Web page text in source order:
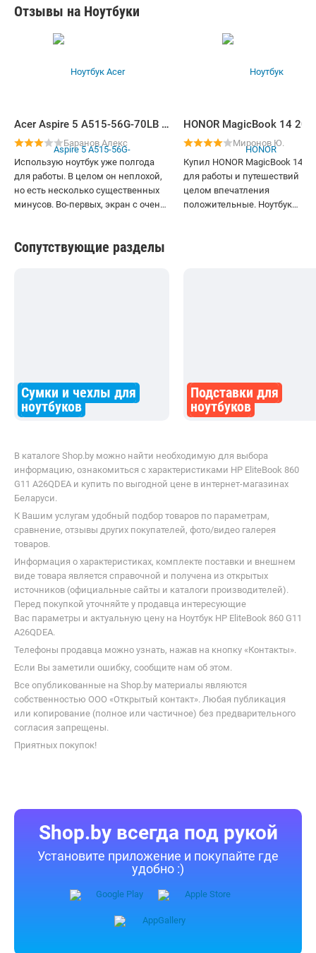
Отзывы на Ноутбуки
Acer Aspire 5 A515-56G-70LB NX.AT2EM.00E
Баранов Алекс
Использую ноутбук уже полгода
для работы. В целом он неплохой,
но есть несколько существенных
минусов. Во-первых, экран с очень
сильному искажению цветов. Во-
повреждений не появилось. Если
вам нужен простой ноутбук для
базовых задач - можно брать, но
Миронов Ю.
Купил HONOR MagicBook 14
для работы и путешествий – в
целом впечатления
положительные. Ноутбук
рабочий день (у меня вышло
7 часов с включённым Excel,
браузером и Slack).
Сопутствующие разделы
Сумки и чехлы для
ноутбуков
Подставки для
ноутбуков
В каталоге Shop.by можно найти необходимую для выбора
информацию, ознакомиться с характеристиками HP EliteBook 860
G11 A26QDEA и купить по выгодной цене в интернет-магазинах
Беларуси.
К Вашим услугам удобный подбор товаров по параметрам,
сравнение, отзывы других покупателей, фото/видео галерея
товаров.
Информация о характеристиках, комплекте поставки и внешнем
виде товара является справочной и получена из открытых
источников (официальные сайты и каталоги производителей).
Перед покупкой уточняйте у продавца интересующие
Вас параметры и актуальную цену на Ноутбук HP EliteBook 860 G11
A26QDEA.
Телефоны продавца можно узнать, нажав на кнопку «Контакты».
Если Вы заметили ошибку, сообщите нам об этом.
Все опубликованные на Shop.by материалы являются
собственностью ООО «Открытый контакт». Любая публикация
или копирование (полное или частичное) без предварительного
согласия запрещены.
Приятных покупок!
Shop.by всегда под рукой
Установите приложение и покупайте где
удобно :)